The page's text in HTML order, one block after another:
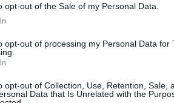
opt-out of the Sale of my Personal Data.
opt-out of processing my Personal Data for
opt-out of Collection, Use, Retention, Sale,
Data that Is Unrelated with the